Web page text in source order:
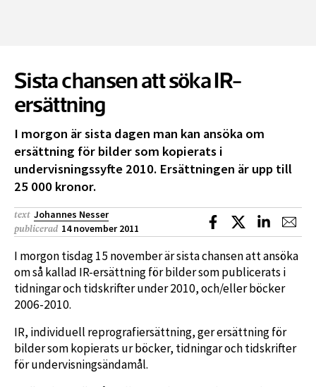
Sista chansen att söka IR-
ersättning
I morgon är sista dagen man kan ansöka om
ersättning för bilder som kopierats i
undervisningssyfte 2010. Ersättningen är upp till
25 000 kronor.
text Johannes Nesser
publicerad 14 november 2011
Dela på Facebook
Dela på XDela på
I morgon tisdag 15 november är sista chansen att ansöka
om så kallad IR-ersättning för bilder som publicerats i
tidningar och tidskrifter under 2010, och/eller böcker
2006-2010.
IR, individuell reprografiersättning, ger ersättning för
bilder som kopierats ur böcker, tidningar och tidskrifter
för undervisningsändamål.